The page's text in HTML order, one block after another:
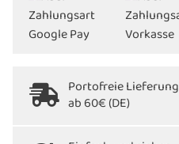
Portofreie Lieferung
ab 60€ (DE)